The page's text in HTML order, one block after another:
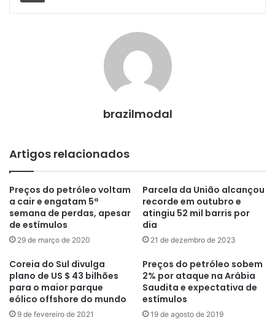
brazilmodal
Artigos relacionados
Preços do petróleo voltam
a cair e engatam 5ª
semana de perdas, apesar
de estímulos
29 de março de 2020
Parcela da União alcançou
recorde em outubro e
atingiu 52 mil barris por
dia
21 de dezembro de 2023
Coreia do Sul divulga
plano de US $ 43 bilhões
para o maior parque
eólico offshore do mundo
9 de fevereiro de 2021
Preços do petróleo sobem
2% por ataque na Arábia
Saudita e expectativa de
estímulos
19 de agosto de 2019